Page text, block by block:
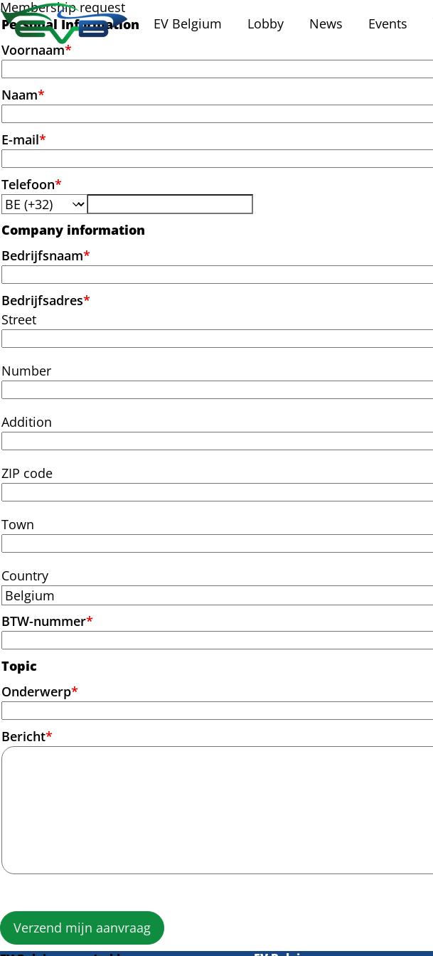
EV Belgium Lobby News Events
Membership request
Personal Information
Voornaam*
Naam*
E-mail*
Telefoon*
Company information
Bedrijfsnaam*
Bedrijfsadres*
Street
Number
Addition
ZIP code
Town
Country
BTW-nummer*
Topic
Onderwerp*
Bericht*
Verzend mijn aanvraag